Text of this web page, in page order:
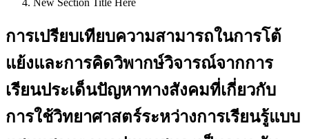
New Section Title Here
การเปรียบเทียบความสามารถในการโต้
แย้งและการคิดวิพากษ์วิจารณ์จากการ
เรียนประเด็นปัญหาทางสังคมที่เกี่ยวกับ
การใช้วิทยาศาสตร์ระหว่างการเรียนรู้แบบ